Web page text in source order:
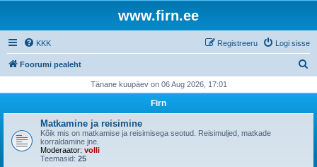
www.firn.ee
KKK Logi sisse
Registreeru
Foorumi pealeht
i
Tänane kuupäev on 06 Aug 2026, 17:01
Firn
Matkamine ja reisimine
Kõik mis on matkamise ja reisimisega seotud. Reisimuljed, matkade
korraldamine jne.
Moderaator: volli
Teemasid: 25